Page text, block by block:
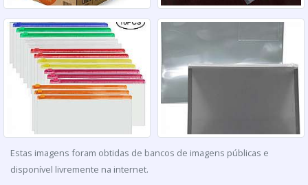
Estas imagens foram obtidas de bancos de imagens públicas e
disponível livremente na internet.